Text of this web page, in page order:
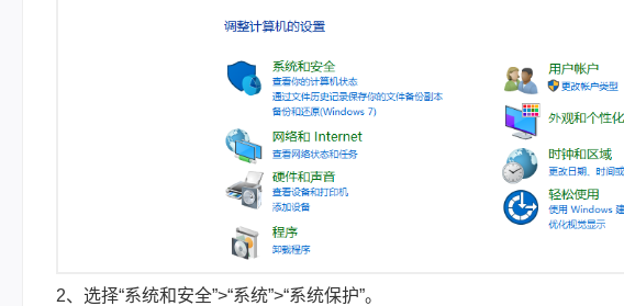
2、选择“系统和安全”>“系统”>“系统保护”。